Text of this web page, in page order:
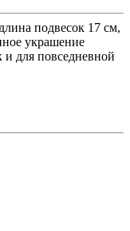
подвесок 17 см,
украшение
и для повседневной